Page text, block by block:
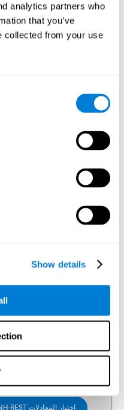
analytics partners who
that you’ve
collected from your use
Show details
الانتباه المركّز هو
النظر عن الوقت. مهام
الكبت هو القدرة على مراقبة
المراقبة هي القدرة على
باستمرار إذا كانت
اختبار التزامن UPDA-SHIF
اختبار المعادلات INH-REST